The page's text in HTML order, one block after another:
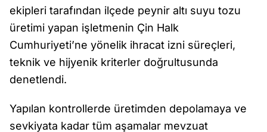
ekipleri tarafından ilçede peynir altı suyu tozu
üretimi yapan işletmenin Çin Halk
Cumhuriyeti’ne yönelik ihracat izni süreçleri,
teknik ve hijyenik kriterler doğrultusunda
denetlendi.
Yapılan kontrollerde üretimden depolamaya ve
sevkiyata kadar tüm aşamalar mevzuat